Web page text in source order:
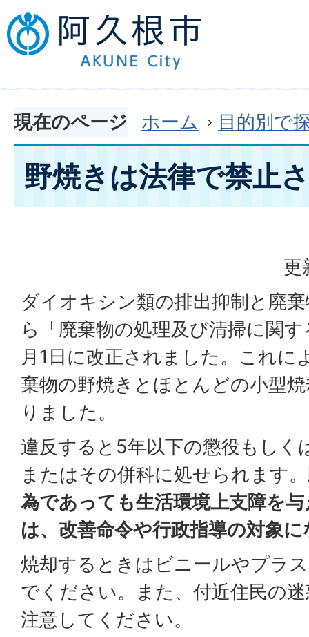
現在のページ ホーム 目的別で
野焼きは法律で禁止
更
ダイオキシン類の排出抑制と廃
ら「廃棄物の処理及び清掃に関
月1日に改正されました。これに
棄物の野焼きとほとんどの小型
りました。
違反すると5年以下の懲役もしく
またはその併科に処せられます。
為であっても生活環境上支障を
は、改善命令や行政指導の対象
焼却するときはビニールやプラ
でください。また、付近住民の
注意してください。